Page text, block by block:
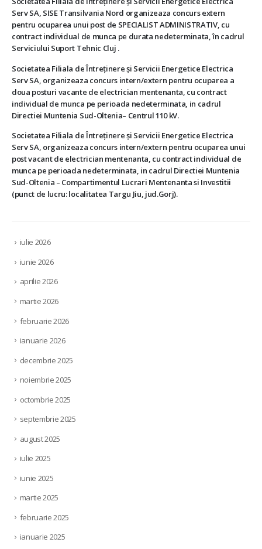
Serv SA, SISE Transilvania Nord organizeaza concurs extern
pentru ocuparea unui post de SPECIALIST ADMINISTRATIV, cu
contract individual de munca pe durata nedeterminata, în cadrul
Serviciului Suport Tehnic Cluj .
Societatea Filiala de Întreţinere şi Servicii Energetice Electrica
Serv SA, organizeaza concurs intern/extern pentru ocuparea a
doua posturi vacante de electrician mentenanta, cu contract
individual de munca pe perioada nedeterminata, in cadrul
Directiei Muntenia Sud-Oltenia– Centrul 110 kV.
Societatea Filiala de Întreţinere şi Servicii Energetice Electrica
Serv SA, organizeaza concurs intern/extern pentru ocuparea unui
post vacant de electrician mentenanta, cu contract individual de
munca pe perioada nedeterminata, in cadrul Directiei Muntenia
Sud-Oltenia – Compartimentul Lucrari Mentenanta si Investitii
(punct de lucru: localitatea Targu Jiu, jud.Gorj).
iulie 2026
iunie 2026
aprilie 2026
martie 2026
februarie 2026
ianuarie 2026
decembrie 2025
noiembrie 2025
octombrie 2025
septembrie 2025
august 2025
iulie 2025
iunie 2025
martie 2025
februarie 2025
ianuarie 2025